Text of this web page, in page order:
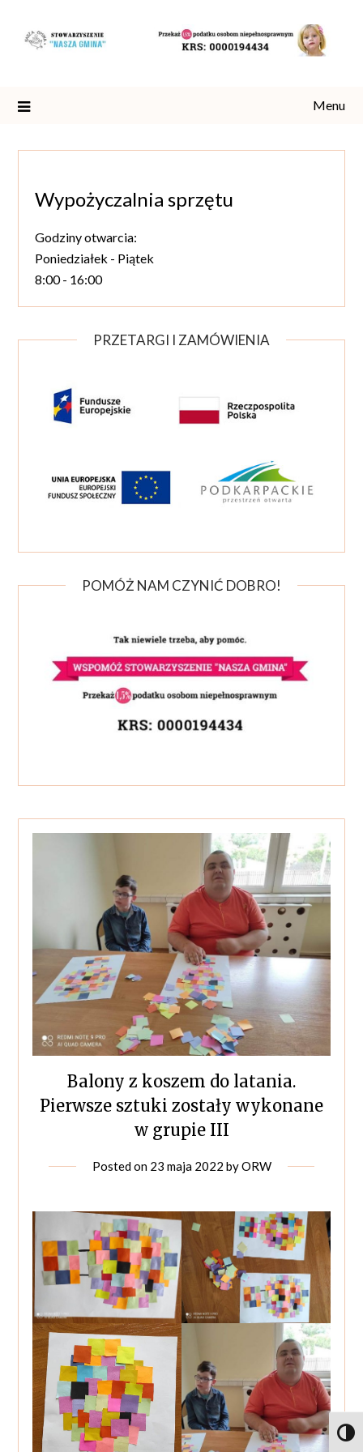
content
Menu
Wypożyczalnia sprzętu
Godziny otwarcia:
Poniedziałek - Piątek
8:00 - 16:00
PRZETARGI I ZAMÓWIENIA
POMÓŻ NAM CZYNIĆ DOBRO!
Balony z koszem do latania.
Pierwsze sztuki zostały wykonane
w grupie III
Posted on 23 maja 2022 byORW